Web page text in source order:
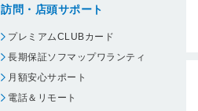
訪問・店頭サポート
プレミアムCLUBカード
長期保証ソフマップワランティ
月額安心サポート
電話＆リモート